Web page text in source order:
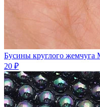
Бусины круглого жемчуга
20 ₽